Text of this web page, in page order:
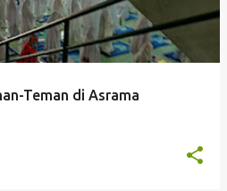
Teman di Asrama